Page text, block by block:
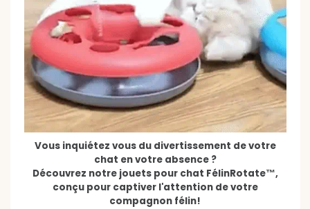
Vous inquiétez vous du divertissement de votre
chat en votre absence ?
Découvrez notre jouets pour chat FélinRotate™,
conçu pour captiver l'attention de votre
compagnon félin!